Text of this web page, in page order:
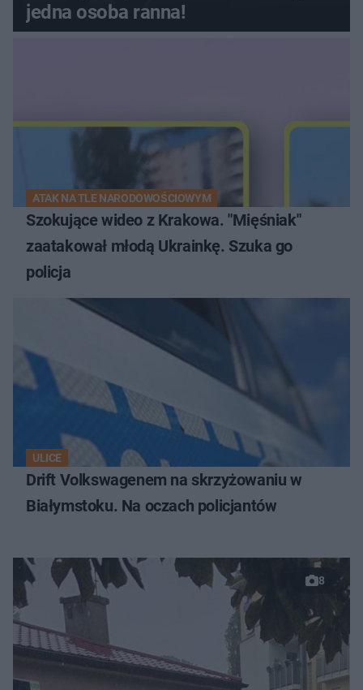
jedna osoba ranna!
ATAK NA TLE NARODOWOŚCIOWYM
Szokujące wideo z Krakowa. "Mięśniak"
zaatakował młodą Ukrainkę. Szuka go
policja
ULICE
Drift Volkswagenem na skrzyżowaniu w
Białymstoku. Na oczach policjantów
8